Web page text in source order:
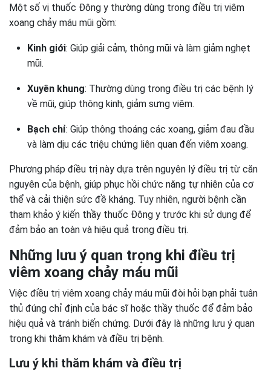
Một số vị thuốc Đông y thường dùng trong điều trị viêm
xoang chảy máu mũi gồm:
Kinh giới: Giúp giải cảm, thông mũi và làm giảm nghẹt
mũi.
Xuyên khung: Thường dùng trong điều trị các bệnh lý
về mũi, giúp thông kinh, giảm sưng viêm.
Bạch chỉ: Giúp thông thoáng các xoang, giảm đau đầu
và làm dịu các triệu chứng liên quan đến viêm xoang.
Phương pháp điều trị này dựa trên nguyên lý điều trị từ căn
nguyên của bệnh, giúp phục hồi chức năng tự nhiên của cơ
thể và cải thiện sức đề kháng. Tuy nhiên, người bệnh cần
tham khảo ý kiến thầy thuốc Đông y trước khi sử dụng để
đảm bảo an toàn và hiệu quả trong điều trị.
Những lưu ý quan trọng khi điều trị
viêm xoang chảy máu mũi
Việc điều trị viêm xoang chảy máu mũi đòi hỏi bạn phải tuân
thủ đúng chỉ định của bác sĩ hoặc thầy thuốc để đảm bảo
hiệu quả và tránh biến chứng. Dưới đây là những lưu ý quan
trọng khi thăm khám và điều trị bệnh.
Lưu ý khi thăm khám và điều trị